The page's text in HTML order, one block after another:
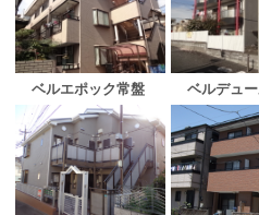
ベルエポック常盤 ベルデュ